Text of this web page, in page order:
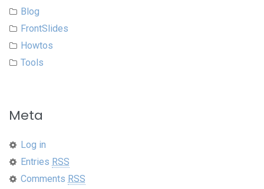
Blog
FrontSlides
Howtos
Tools
Meta
Log in
Entries RSS
Comments RSS